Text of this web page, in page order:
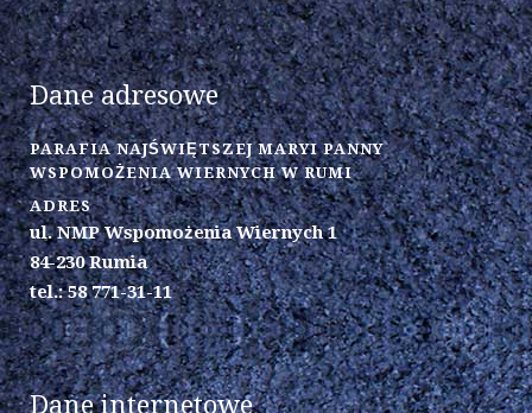
Dane adresowe
PARAFIA NAJŚWIĘTSZEJ MARYI PANNY
WSPOMOŻENIA WIERNYCH W RUMI
ADRES
ul. NMP Wspomożenia Wiernych 1
84-230 Rumia
tel.: 58 771-31-11
Dane internetowe